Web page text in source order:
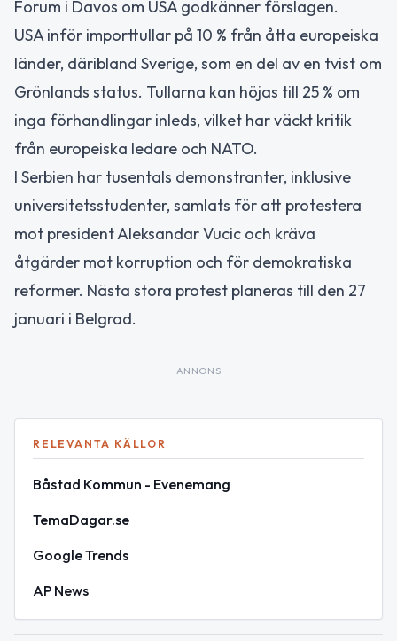
Forum i Davos om USA godkänner förslagen.
USA inför importtullar på 10 % från åtta europeiska
länder, däribland Sverige, som en del av en tvist om
Grönlands status. Tullarna kan höjas till 25 % om
inga förhandlingar inleds, vilket har väckt kritik
från europeiska ledare och NATO.
I Serbien har tusentals demonstranter, inklusive
universitetsstudenter, samlats för att protestera
mot president Aleksandar Vucic och kräva
åtgärder mot korruption och för demokratiska
reformer. Nästa stora protest planeras till den 27
januari i Belgrad.
ANNONS
RELEVANTA KÄLLOR
Båstad Kommun - Evenemang
TemaDagar.se
Google Trends
AP News